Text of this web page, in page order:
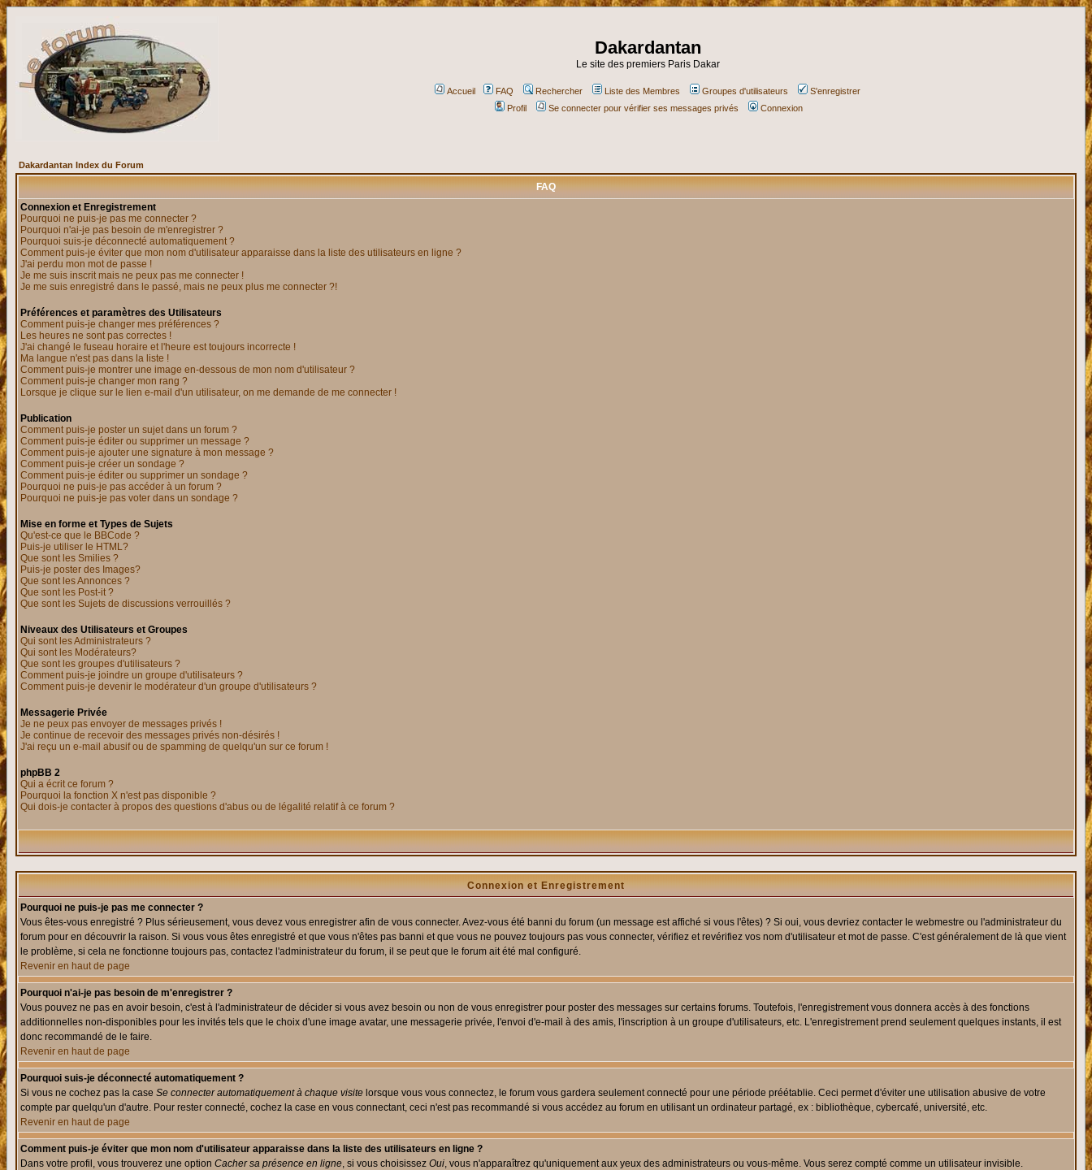
Dakardantan
Le site des premiers Paris Dakar
Accueil FAQ Rechercher Liste des Membres Groupes d'utilisateurs
S'enregistrer
Profil
Se connecter pour vérifier ses messages privés Connexion
Dakardantan Index du Forum
FAQ
Connexion et Enregistrement
Pourquoi ne puis-je pas me connecter ?
Pourquoi n'ai-je pas besoin de m'enregistrer ?
Pourquoi suis-je déconnecté automatiquement ?
Comment puis-je éviter que mon nom d'utilisateur apparaisse dans la liste des utilisateurs en ligne ?
J'ai perdu mon mot de passe !
Je me suis inscrit mais ne peux pas me connecter !
Je me suis enregistré dans le passé, mais ne peux plus me connecter ?!
Préférences et paramètres des Utilisateurs
Comment puis-je changer mes préférences ?
Les heures ne sont pas correctes !
J'ai changé le fuseau horaire et l'heure est toujours incorrecte !
Ma langue n'est pas dans la liste !
Comment puis-je montrer une image en-dessous de mon nom d'utilisateur ?
Comment puis-je changer mon rang ?
Lorsque je clique sur le lien e-mail d'un utilisateur, on me demande de me connecter !
Publication
Comment puis-je poster un sujet dans un forum ?
Comment puis-je éditer ou supprimer un message ?
Comment puis-je ajouter une signature à mon message ?
Comment puis-je créer un sondage ?
Comment puis-je éditer ou supprimer un sondage ?
Pourquoi ne puis-je pas accéder à un forum ?
Pourquoi ne puis-je pas voter dans un sondage ?
Mise en forme et Types de Sujets
Qu'est-ce que le BBCode ?
Puis-je utiliser le HTML?
Que sont les Smilies ?
Puis-je poster des Images?
Que sont les Annonces ?
Que sont les Post-it ?
Que sont les Sujets de discussions verrouillés ?
Niveaux des Utilisateurs et Groupes
Qui sont les Administrateurs ?
Qui sont les Modérateurs?
Que sont les groupes d'utilisateurs ?
Comment puis-je joindre un groupe d'utilisateurs ?
Comment puis-je devenir le modérateur d'un groupe d'utilisateurs ?
Messagerie Privée
Je ne peux pas envoyer de messages privés !
Je continue de recevoir des messages privés non-désirés !
J'ai reçu un e-mail abusif ou de spamming de quelqu'un sur ce forum !
phpBB 2
Qui a écrit ce forum ?
Pourquoi la fonction X n'est pas disponible ?
Qui dois-je contacter à propos des questions d'abus ou de légalité relatif à ce forum ?
Connexion et Enregistrement
Pourquoi ne puis-je pas me connecter ?
Vous êtes-vous enregistré ? Plus sérieusement, vous devez vous enregistrer afin de vous connecter. Avez-vous été banni du forum (un message est affiché si vous l'êtes) ? Si oui, vous devriez contacter le webmestre ou l'administrateur du
forum pour en découvrir la raison. Si vous vous êtes enregistré et que vous n'êtes pas banni et que vous ne pouvez toujours pas vous connecter, vérifiez et revérifiez vos nom d'utilisateur et mot de passe. C'est généralement de là que vient
le problème, si cela ne fonctionne toujours pas, contactez l'administrateur du forum, il se peut que le forum ait été mal configuré.
Revenir en haut de page
Pourquoi n'ai-je pas besoin de m'enregistrer ?
Vous pouvez ne pas en avoir besoin, c'est à l'administrateur de décider si vous avez besoin ou non de vous enregistrer pour poster des messages sur certains forums. Toutefois, l'enregistrement vous donnera accès à des fonctions
additionnelles non-disponibles pour les invités tels que le choix d'une image avatar, une messagerie privée, l'envoi d'e-mail à des amis, l'inscription à un groupe d'utilisateurs, etc. L'enregistrement prend seulement quelques instants, il est
donc recommandé de le faire.
Revenir en haut de page
Pourquoi suis-je déconnecté automatiquement ?
Si vous ne cochez pas la case Se connecter automatiquement à chaque visite lorsque vous vous connectez, le forum vous gardera seulement connecté pour une période préétablie. Ceci permet d'éviter une utilisation abusive de votre
compte par quelqu'un d'autre. Pour rester connecté, cochez la case en vous connectant, ceci n'est pas recommandé si vous accédez au forum en utilisant un ordinateur partagé, ex : bibliothèque, cybercafé, université, etc.
Revenir en haut de page
Comment puis-je éviter que mon nom d'utilisateur apparaisse dans la liste des utilisateurs en ligne ?
Dans votre profil, vous trouverez une option Cacher sa présence en ligne, si vous choisissez Oui, vous n'apparaîtrez qu'uniquement aux yeux des administrateurs ou vous-même. Vous serez compté comme un utilisateur invisible.